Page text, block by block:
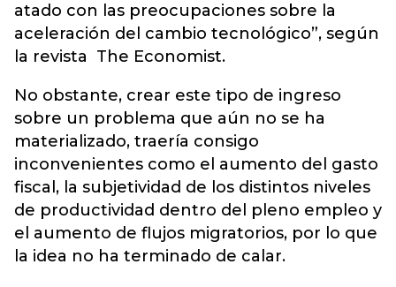
atado con las preocupaciones sobre la
aceleración del cambio tecnológico”, según
la revista The Economist.
No obstante, crear este tipo de ingreso
sobre un problema que aún no se ha
materializado, traería consigo
inconvenientes como el aumento del gasto
fiscal, la subjetividad de los distintos niveles
de productividad dentro del pleno empleo y
el aumento de flujos migratorios, por lo que
la idea no ha terminado de calar.